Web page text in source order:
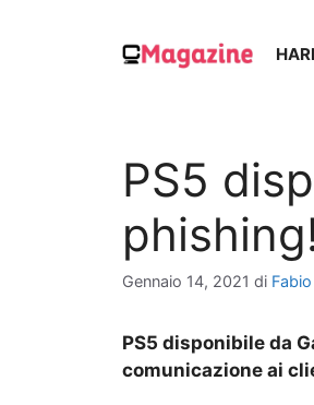
PS5
Gennaio 14, 2021 di
PS5 disponibile da
comunicazione ai